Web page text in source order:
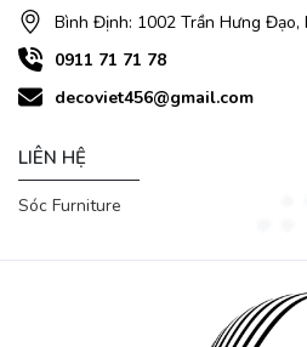
Bình Định: 1002 Trần Hưng Đạo,
0911 71 71 78
decoviet456@gmail.com
LIÊN HỆ
Sóc Furniture